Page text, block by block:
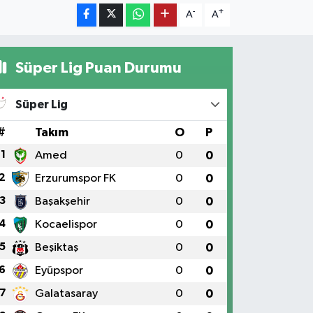
A- A+
Süper Lig Puan Durumu
Süper Lig
Takım O P
1 Amed 0 0
Erzurumspor FK 0 0
3 Başakşehir 0 0
Kocaelispor 0 0
5 Beşiktaş 0 0
Eyüpspor 0 0
7 Galatasaray 0 0